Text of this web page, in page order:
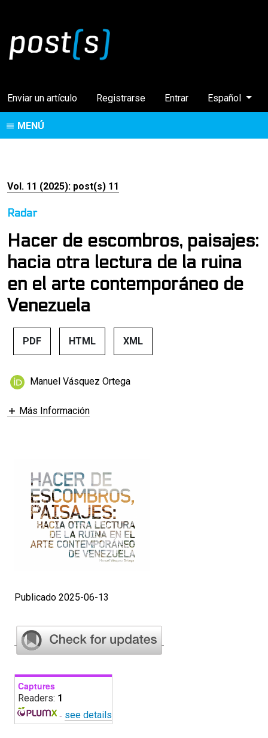
Enviar un artículo Registrarse Entrar Cambiar el
Español
MENÚ
Vol. 11 (2025): post(s) 11
Radar
Hacer de escombros, paisajes:
hacia otra lectura de la ruina
en el arte contemporáneo de
Venezuela
PDF HTML XML
Manuel Vásquez Ortega
Más Información
Publicado 2025-06-13
Captures
Readers: 1
- see details